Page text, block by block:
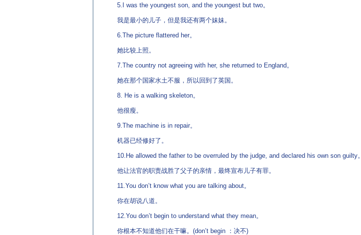
5.I was the youngest son, and the youngest but two。
我是最小的儿子，但是我还有两个妹妹。
6.The picture flattered her。
她比较上照。
7.The country not agreeing with her, she returned to England。
她在那个国家水土不服，所以回到了英国。
8. He is a walking skeleton。
他很瘦。
9.The machine is in repair。
机器已经修好了。
10.He allowed the father to be overruled by the judge, and declared his own son guilty。
他让法官的职责战胜了父子的亲情，最终宣布儿子有罪。
11.You don’t know what you are talking about。
你在胡说八道。
12.You don’t begin to understand what they mean。
你根本不知道他们在干嘛。(don’t begin ：决不)